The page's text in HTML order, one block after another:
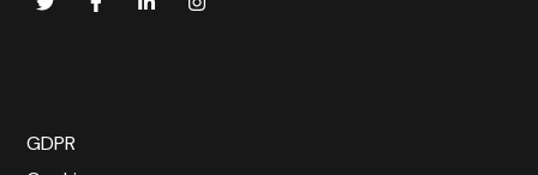
GDPR